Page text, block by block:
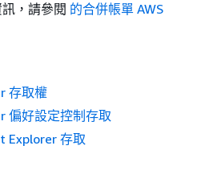
，請參閱 的合併帳單 AWS
存取權
偏好設定控制存取
Explorer 存取